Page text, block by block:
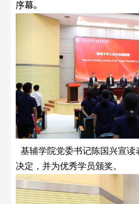
序幕。
基辅学院党委书记陈国兴宣读
决定，并为优秀学员颁奖。